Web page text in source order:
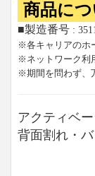
商品に
■製造番号 :
※各キャリアのホ
※ネットワーク利
※期間を問わず、
アクティベ
背面割れ・